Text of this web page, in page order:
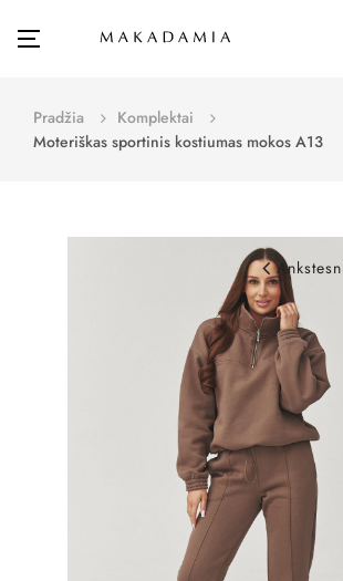
Toggle
☰
Pradžia
Komplektai
Moteriškas sportinis kostiumas mokos A13